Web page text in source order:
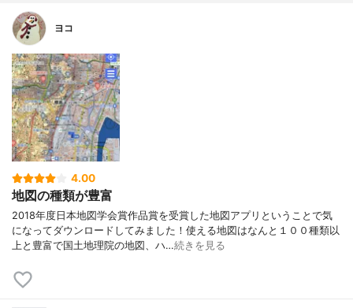
ヨコ
4.00
地図の種類が豊富
2018年度日本地図学会賞作品賞を受賞した地図アプリということで気
になってダウンロードしてみました！使える地図はなんと１００種類以
上と豊富で国土地理院の地図、ハ…続きを見る